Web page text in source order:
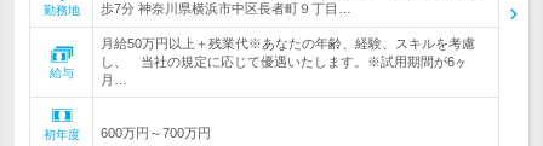
勤務地
歩7分 神奈川県横浜市中区長者町９丁目…
給与
月給50万円以上＋残業代※あなたの年齢、経験、スキルを考慮
し、 当社の規定に応じて優遇いたします。※試用期間が6ヶ
月…
初年度
600万円～700万円